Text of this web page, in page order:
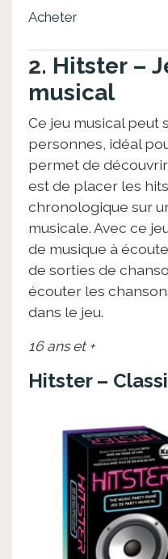
Acheter
2. Hitster –
musical
Ce jeu musical peut
personnes, idéal
permet de
est de placer les
chronologique sur
musicale. Avec ce
de musique à
de sorties de
écouter les
dans le jeu.
16 ans et +
Hitster –